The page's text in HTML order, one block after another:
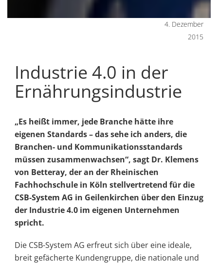
4. Dezember
2015
Industrie 4.0 in der
Ernährungsindustrie
„Es heißt immer, jede Branche hätte ihre
eigenen Standards – das sehe ich anders, die
Branchen- und Kommunikationsstandards
müssen zusammenwachsen“, sagt Dr. Klemens
von Betteray, der an der Rheinischen
Fachhochschule in Köln stellvertretend für die
CSB-System AG in Geilenkirchen über den Einzug
der Industrie 4.0 im eigenen Unternehmen
spricht.
Die CSB-System AG erfreut sich über eine ideale,
breit gefächerte Kundengruppe, die nationale und